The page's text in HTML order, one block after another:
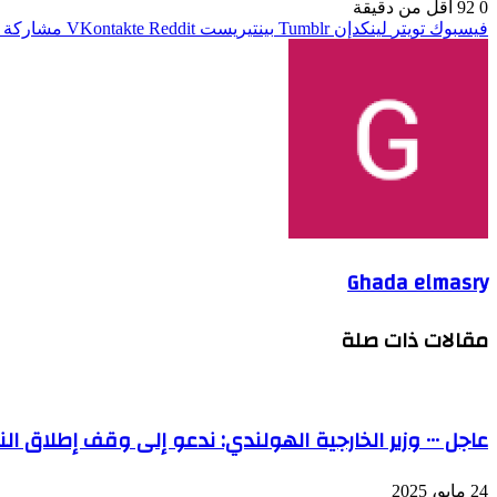
0
أقل من دقيقة
فيسبوك تويتر لينكدإن بينتيريست مشاركة
Ghada elmasry
مقالات ذات صلة
عاجل ٠٠٠ وزير الخارجية الهولندي: ندعو إلى وقف إطلاق النار في أوكرانيا
24 مايو، 2025